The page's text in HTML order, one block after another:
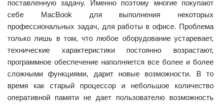
поставленную задачу. Именно поэтому многие покупают
себе MacBook для выполнения некоторых
профессиональных задач, для работы в офисе. Проблема
только лишь в том, что любое оборудование устаревает,
технические характеристики постоянно возрастают,
программное обеспечение наполняется все более и более
сложными функциями, дарит новые возможности. В то
время как старый процессор и небольшое количество
оперативной памяти не дает пользователю возможность